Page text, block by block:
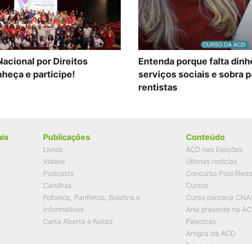
por Direitos
e participe!
Entenda porque falta
serviços sociais e sobra
rentistas
Publicações
Livros
Vídeos
Podcasts
Cartilhas
Folhetos, Panfletos, Boletins e
Informativos
Carta Aberta e Notas
Conteúdo
ACD nas Eleições
Últimas notícias
Concurso Post/
Cursos
Curso parceria
Arte presente na
Palestras
Artigos da ACD